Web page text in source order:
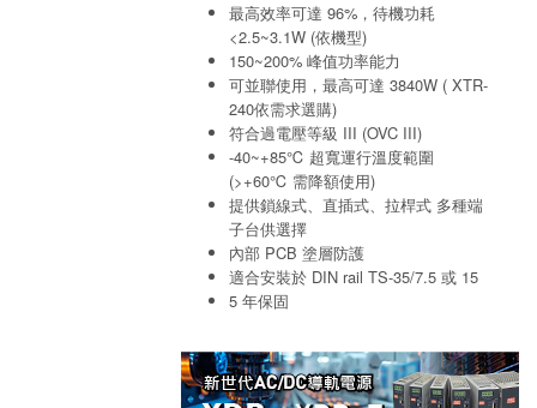
最高效率可達 96%，待機功耗
<2.5~3.1W (依機型)
150~200% 峰值功率能力
可並聯使用，最高可達 3840W ( XTR-
240依需求選購)
符合過電壓等級 III (OVC III)
-40~+85℃ 超寬運行溫度範圍
(>+60℃ 需降額使用)
提供鎖線式、直插式、拉桿式 多種端
子台供選擇
內部 PCB 塗層防護
適合安裝於 DIN rail TS-35/7.5 或 15
5 年保固